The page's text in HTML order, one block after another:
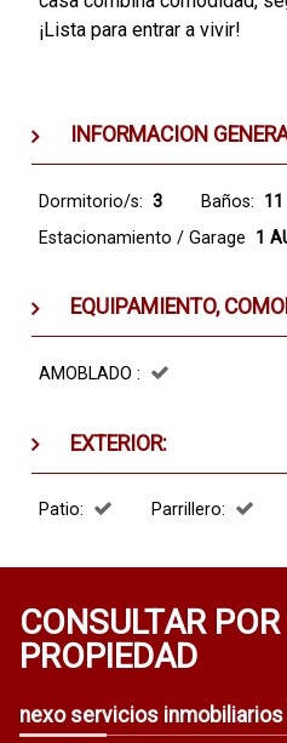
¡Lista para entrar a vivir!
INFORMACION
Dormitorio/s: 3 Baños: 11
Estacionamiento / Garage 1
EQUIPAMIENTO,
AMOBLADO :
EXTERIOR:
Patio: Parrillero:
CONSULTAR
PROPIEDAD
nexo servicios inmobiliarios